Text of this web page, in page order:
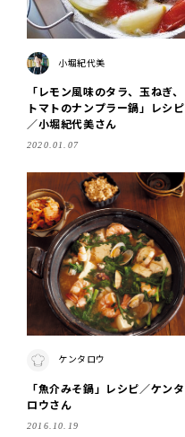
小堀紀代美
「レモン風味のタラ、玉ねぎ、
トマトのナンプラー鍋」レシピ
／小堀紀代美さん
2020.01.07
ケンタロウ
「魚介みそ鍋」レシピ／ケンタ
ロウさん
2016.10.19